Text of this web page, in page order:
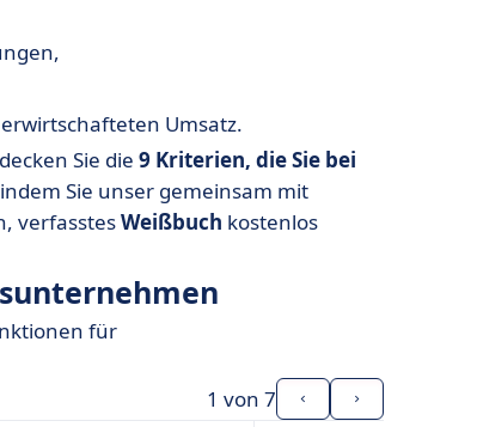
Umsatz.
Sie die 9 Kriterien, die Sie bei
Sie unser gemeinsam mit
verfasstesWeißbuch kostenlos
für
1 von 7